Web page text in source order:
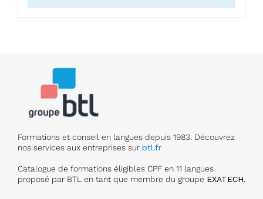
Formations et conseil en langues depuis 1983. Découvrez
nos services aux entreprises sur btl.fr
Catalogue de formations éligibles CPF en 11 langues
proposé par BTL en tant que membre du groupe EXATECH